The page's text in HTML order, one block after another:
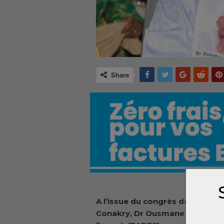
Share
A l’issue du congrès de sa
Conakry, Dr Ousmane Kaba,